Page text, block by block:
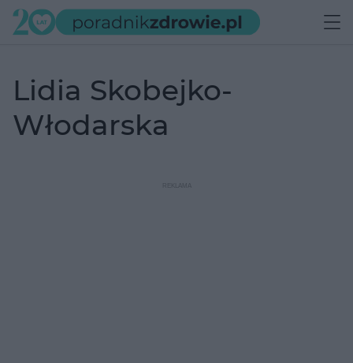
Lidia Skobejko-
Włodarska